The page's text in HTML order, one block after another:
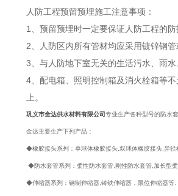
人防工程预留预埋施工注意事项：
1、预留预埋时一定要保证人防工程的
2、人防区内所有管材均应采用镀锌钢
3、与人防地下室无关的生活污水、雨
4、配电箱、照明控制箱及消火栓箱等
上。
巩义市金达供水材料有限公司专业生产各种型号的防水
金达主要生产下列产品：
◆橡胶接头系列：单球体橡胶接头,双球体橡胶接头,异径
◆防水套管系列：柔性防水套管,刚性防水套管,加长型柔
◆伸缩器系列：钢制伸缩器,铸铁伸缩器，限位伸缩器等.